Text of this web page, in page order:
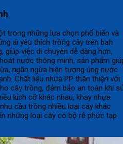
trong những lựa chọn phổ biến và
ai yêu thích trồng cây trên ban
giúp việc di chuyển dễ dàng hơn,
nước thông minh, sản phẩm
ngăn ngừa hiện tượng úng nước
Chất liệu nhựa PP thân thiện với
cây trồng, đảm bảo an toàn khi
kích cỡ khác nhau, khay nhựa
cầu trồng nhiều loại cây khác
những loại cây có bộ rễ phức tạp